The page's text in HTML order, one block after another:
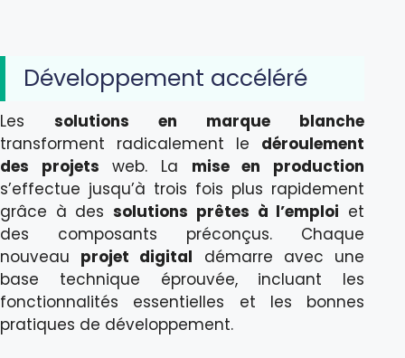
Développement accéléré
Lessolutions en marque blanche
transforment radicalement le déroulement
des projets web. La mise en production
s’effectue jusqu’à trois fois plus rapidement
grâce à dessolutions prêtes à l’emploi et
des composants préconçus. Chaque
nouveau projet digital démarre avec une
base technique éprouvée, incluant les
fonctionnalités essentielles et les bonnes
pratiques de développement.